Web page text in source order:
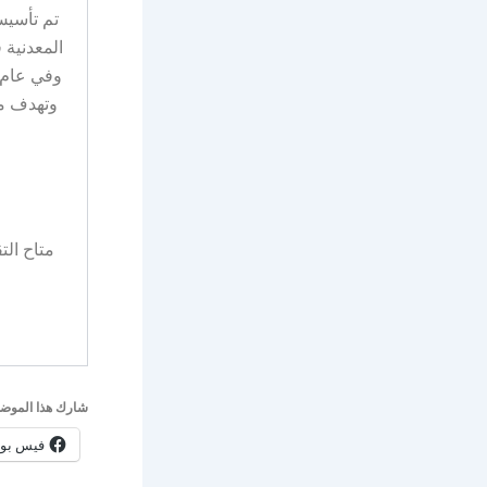
وتهدف
متاح
شارك هذا
فيس